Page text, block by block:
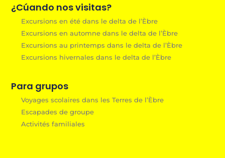
¿Cúando nos visitas?
Excursions en été dans le delta de l’Èbre
Excursions en automne dans le delta de l’Èbre
Excursions au printemps dans le delta de l’Èbre
Excursions hivernales dans le delta de l’Èbre
Para grupos
Voyages scolaires dans les Terres de l’Èbre
Escapades de groupe
Activités familiales